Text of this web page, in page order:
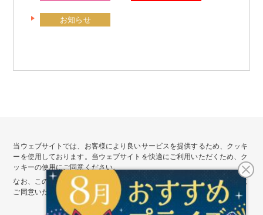
当ウェブサイトでは、お客様により良いサービスを提供するため、クッキ
ーを使用しております。当ウェブサイトを快適にご利用いただくため、ク
ッキーの使用にご同意ください。
なお、このまま当ウェブサイトをご覧いただいた場合、クッキーの使用に
ご同意いただいたものとさせていただきます。
お知らせ
会社情報
サイトポリシー
プライバシーポリシー
個人情報公表事項
カスタマーハラスメントに対する基本方針